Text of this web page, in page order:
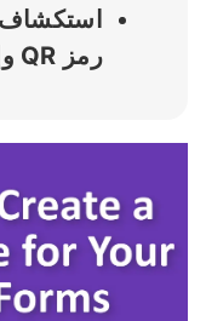
استكشاف
رمز QR وإصلاحها